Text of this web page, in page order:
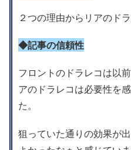
２つの理由からリアのド
◆記事の信頼性
フロントのドラレコは以
アのドラレコは必要性を
た。
狙っていた通りの効果が